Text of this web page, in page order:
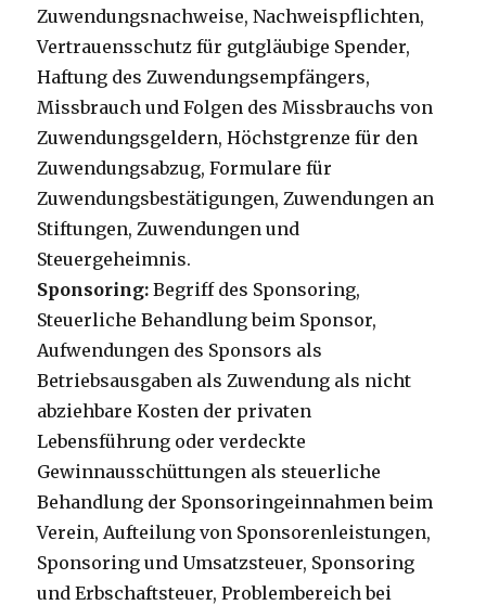
Zuwendungsnachweise, Nachweispflichten,
Vertrauensschutz für gutgläubige Spender,
Haftung des Zuwendungsempfängers,
Missbrauch und Folgen des Missbrauchs von
Zuwendungsgeldern, Höchstgrenze für den
Zuwendungsabzug, Formulare für
Zuwendungsbestätigungen, Zuwendungen an
Stiftungen, Zuwendungen und
Steuergeheimnis.
Sponsoring: Begriff des Sponsoring,
Steuerliche Behandlung beim Sponsor,
Aufwendungen des Sponsors als
Betriebsausgaben als Zuwendung als nicht
abziehbare Kosten der privaten
Lebensführung oder verdeckte
Gewinnausschüttungen als steuerliche
Behandlung der Sponsoringeinnahmen beim
Verein, Aufteilung von Sponsorenleistungen,
Sponsoring und Umsatzsteuer, Sponsoring
und Erbschaftsteuer, Problembereich bei